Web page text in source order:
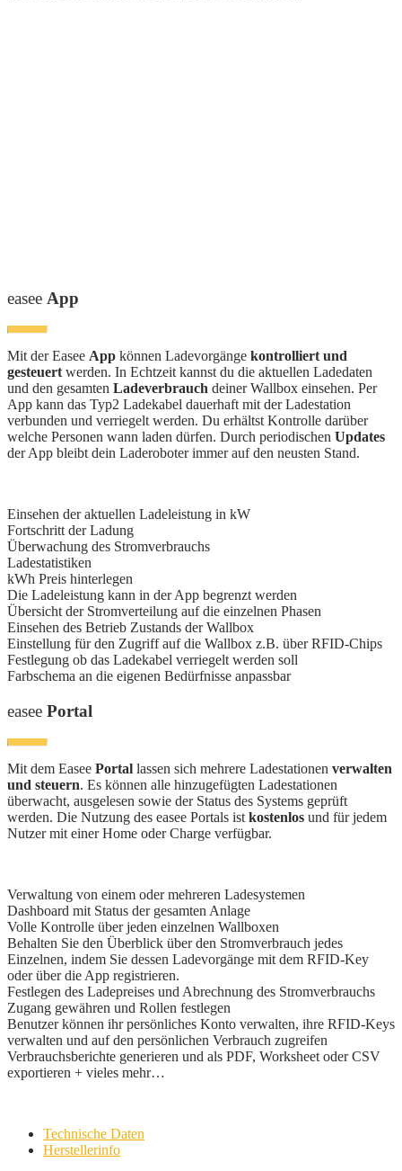
easee App
Mit der Easee App können Ladevorgänge kontrolliert und
gesteuert werden. In Echtzeit kannst du die aktuellen Ladedaten
und den gesamten Ladeverbrauch deiner Wallbox einsehen. Per
App kann das Typ2 Ladekabel dauerhaft mit der Ladestation
verbunden und verriegelt werden. Du erhältst Kontrolle darüber
welche Personen wann laden dürfen. Durch periodischen Updates
der App bleibt dein Laderoboter immer auf den neusten Stand.
Einsehen der aktuellen Ladeleistung in kW
Fortschritt der Ladung
Überwachung des Stromverbrauchs
Ladestatistiken
kWh Preis hinterlegen
Die Ladeleistung kann in der App begrenzt werden
Übersicht der Stromverteilung auf die einzelnen Phasen
Einsehen des Betrieb Zustands der Wallbox
Einstellung für den Zugriff auf die Wallbox z.B. über RFID-Chips
Festlegung ob das Ladekabel verriegelt werden soll
Farbschema an die eigenen Bedürfnisse anpassbar
easee Portal
Mit dem Easee Portal lassen sich mehrere Ladestationen verwalten
und steuern. Es können alle hinzugefügten Ladestationen
überwacht, ausgelesen sowie der Status des Systems geprüft
werden. Die Nutzung des easee Portals ist kostenlos und für jedem
Nutzer mit einer Home oder Charge verfügbar.
Verwaltung von einem oder mehreren Ladesystemen
Dashboard mit Status der gesamten Anlage
Volle Kontrolle über jeden einzelnen Wallboxen
Behalten Sie den Überblick über den Stromverbrauch jedes
Einzelnen, indem Sie dessen Ladevorgänge mit dem RFID-Key
oder über die App registrieren.
Festlegen des Ladepreises und Abrechnung des Stromverbrauchs
Zugang gewähren und Rollen festlegen
Benutzer können ihr persönliches Konto verwalten, ihre RFID-Keys
verwalten und auf den persönlichen Verbrauch zugreifen
Verbrauchsberichte generieren und als PDF, Worksheet oder CSV
exportieren + vieles mehr…
Technische Daten
Herstellerinfo